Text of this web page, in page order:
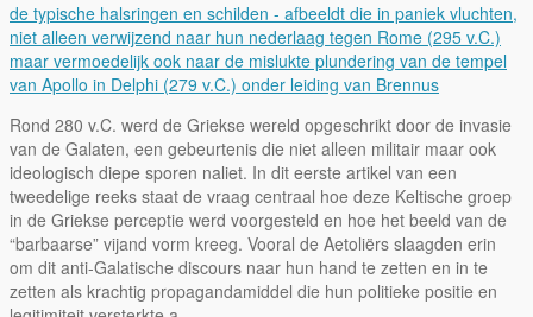
Rond 280 v.C. werd de Griekse wereld opgeschrikt door de invasie
van de Galaten, een gebeurtenis die niet alleen militair maar ook
ideologisch diepe sporen naliet. In dit eerste artikel van een
tweedelige reeks staat de vraag centraal hoe deze Keltische groep
in de Griekse perceptie werd voorgesteld en hoe het beeld van de
“barbaarse” vijand vorm kreeg. Vooral de Aetoliërs slaagden erin
om dit anti-Galatische discours naar hun hand te zetten en in te
zetten als krachtig propagandamiddel die hun politieke positie en